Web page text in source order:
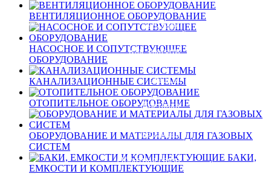
Обзоры
Как заказать
Оплата
Доставка
Гарантия
Обратная связь
ВЕНТИЛЯЦИОННОЕ ОБОРУДОВАНИЕ
НАСОСНОЕ И СОПУТСТВУЮЩЕЕ
ОБОРУДОВАНИЕ
КАНАЛИЗАЦИОННЫЕ СИСТЕМЫ
ОТОПИТЕЛЬНОЕ ОБОРУДОВАНИЕ
ОБОРУДОВАНИЕ И МАТЕРИАЛЫ ДЛЯ ГАЗОВЫХ
СИСТЕМ
БАКИ,
ЕМКОСТИ И КОМПЛЕКТУЮЩИЕ